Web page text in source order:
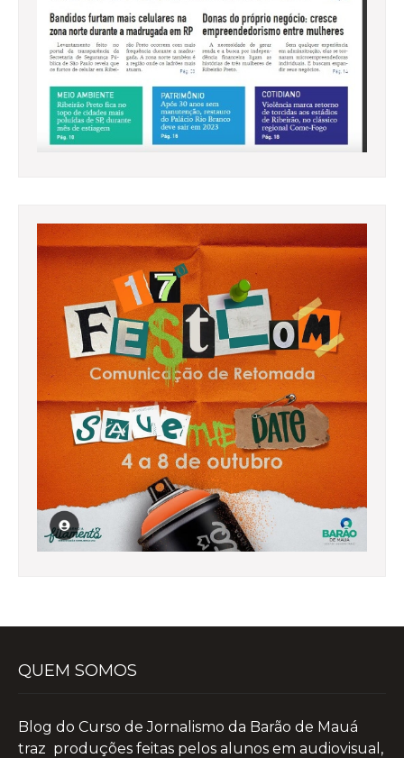
QUEM SOMOS
Blog do Curso de Jornalismo da Barão de Mauá
traz produções feitas pelos alunos em audiovisual,